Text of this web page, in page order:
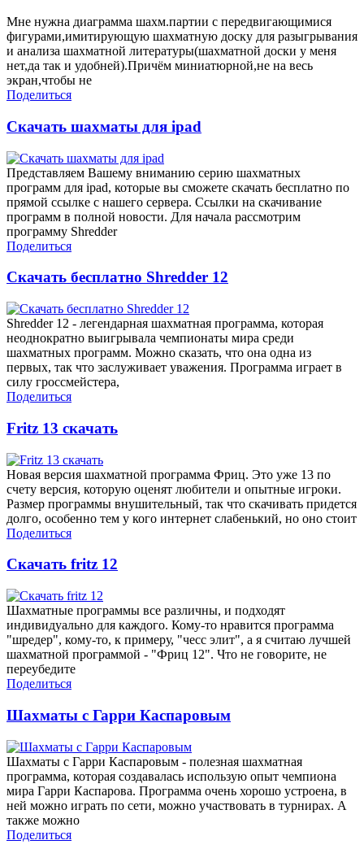
Мне нужна диаграмма шахм.партии с передвигающимися
фигурами,имитирующую шахматную доску для разыгрывания
и анализа шахматной литературы(шахматной доски у меня
нет,да так и удобней).Причём миниатюрной,не на весь
экран,чтобы не
Поделиться
Скачать шахматы для ipad
Представляем Вашему вниманию серию шахматных
программ для ipad, которые вы сможете скачать бесплатно по
прямой ссылке с нашего сервера. Ссылки на скачивание
программ в полной новости. Для начала рассмотрим
программу Shredder
Поделиться
Скачать бесплатно Shredder 12
Shredder 12 - легендарная шахматная программа, которая
неоднократно выигрывала чемпионаты мира среди
шахматных программ. Можно сказать, что она одна из
первых, так что заслуживает уважения. Программа играет в
силу гроссмейстера,
Поделиться
Fritz 13 скачать
Новая версия шахматной программа Фриц. Это уже 13 по
счету версия, которую оценят любители и опытные игроки.
Размер программы внушительный, так что скачивать придется
долго, особенно тем у кого интернет слабенький, но оно стоит
Поделиться
Скачать fritz 12
Шахматные программы все различны, и подходят
индивидуально для каждого. Кому-то нравится программа
"шредер", кому-то, к примеру, "чесс элит", а я считаю лучшей
шахматной программой - "Фриц 12". Что не говорите, не
переубедите
Поделиться
Шахматы с Гарри Каспаровым
Шахматы с Гарри Каспаровым - полезная шахматная
программа, которая создавалась использую опыт чемпиона
мира Гарри Каспарова. Программа очень хорошо устроена, в
ней можно играть по сети, можно участвовать в турнирах. А
также можно
Поделиться